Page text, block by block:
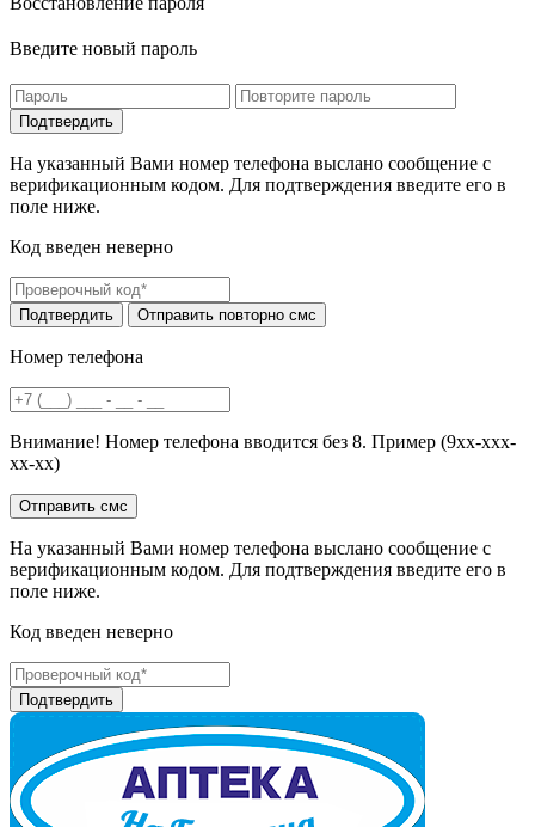
Введите новый пароль
На указанный Вами номер телефона выслано сообщение с
верификационным кодом. Для подтверждения введите его в
поле ниже.
Код введен неверно
Номер телефона
Внимание! Номер телефона вводится без 8. Пример (9хх-ххх-
хх-хх)
На указанный Вами номер телефона выслано сообщение с
верификационным кодом. Для подтверждения введите его в
поле ниже.
Код введен неверно